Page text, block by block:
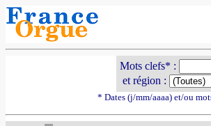
Mots clefs* :
et région :
* Dates (j/mm/aaaa) et/ou